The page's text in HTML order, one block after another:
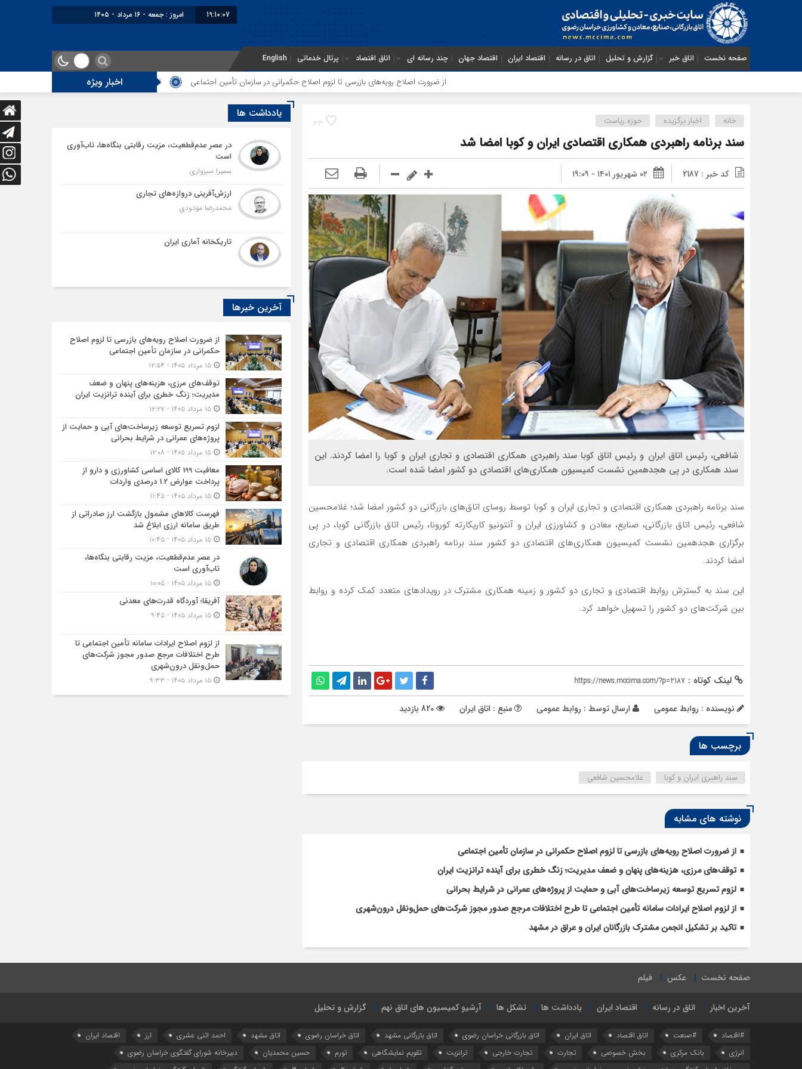
19:10:08 امروز : جمعه - ۱۶ مرداد - ۱۴۰۵
صفحه نخست اتاق خبر گزارش و تحلیل اتاق در رسانه اقتصاد ایران اقتصاد جهان چند رسانه ای اتاق اقتصاد پرتال خدماتی English
اخبار ویژه از ضرورت اصلاح رویه‌های بازرسی تا لزوم اصلاح حکمرانی در سازمان تأمین اجتماعی توقف‌های مرزی، هزینه‌های پنهان و ضعف مدیریت؛ زنگ
33 خانه اخبار برگزیده حوزه ریاست
سند برنامه راهبردی همکاری اقتصادی ایران و کوبا امضا شد
کد خبر : 2187 ۰۲ شهریور ۱۴۰۱ - ۱۹:۰۹
شافعی، رئیس اتاق ایران و رئیس اتاق کوبا سند راهبردی همکاری اقتصادی و تجاری ایران و کوبا را امضا کردند. این
سند همکاری در پی هجدهمین نشست کمیسیون همکاری‌های اقتصادی دو کشور امضا شده است.
سند برنامه راهبردی همکاری اقتصادی و تجاری ایران و کوبا توسط روسای اتاق‌های بازرگانی دو کشور امضا شد؛ غلامحسین
شافعی، رئیس اتاق بازرگانی، صنایع، معادن و کشاورزی ایران و آنتونیو کاریکارته کورونا، رئیس اتاق بازرگانی کوبا، در پی
برگزاری هجدهمین نشست کمیسیون همکاری‌های اقتصادی دو کشور سند برنامه راهبردی همکاری اقتصادی و تجاری
امضا کردند.
این سند به گسترش روابط اقتصادی و تجاری دو کشور و زمینه همکاری مشترک در رویدادهای متعدد کمک کرده و روابط
بین شرکت‌های دو کشور را تسهیل خواهد کرد.‌
لینک کوتاه : https://news.mccima.com/?p=2187
نویسنده : روابط عمومی ارسال توسط : روابط عمومی منبع : اتاق ایران
برچسب ها
سند راهبری ایران و کوبا غلامحسین شافعی
نوشته های مشابه
از ضرورت اصلاح رویه‌های بازرسی تا لزوم اصلاح حکمرانی در سازمان تأمین اجتماعی
توقف‌های مرزی، هزینه‌های پنهان و ضعف مدیریت؛ زنگ خطری برای آینده ترانزیت ایران
لزوم تسریع توسعه زیرساخت‌های آبی و حمایت از پروژه‌های عمرانی در شرایط بحرانی
از لزوم اصلاح ایرادات سامانه تأمین اجتماعی تا طرح اختلافات مرجع صدور مجوز شرکت‌های حمل‌ونقل درون‌شهری
تاکید بر تشکیل انجمن مشترک بازرگانان ایران و عراق در مشهد
یادداشت ها
در عصر عدم‌قطعیت، مزیت رقابتی بنگاه‌ها، تاب‌آوری
است
سمیرا سبزواری
ارزش‌آفرینی دروازه‌های تجاری
محمدرضا مودودی
تاریکخانه آماری ایران
آخرین خبرها
از ضرورت اصلاح رویه‌های بازرسی تا لزوم اصلاح
حکمرانی در سازمان تأمین اجتماعی
۱۵ مرداد ۱۴۰۵ - ۱۲:۵۴
توقف‌های مرزی، هزینه‌های پنهان و ضعف
مدیریت؛ زنگ خطری برای آینده ترانزیت ایران
۱۵ مرداد ۱۴۰۵ - ۱۲:۲۷
لزوم تسریع توسعه زیرساخت‌های آبی و حمایت از
پروژه‌های عمرانی در شرایط بحرانی
۱۵ مرداد ۱۴۰۵ - ۱۲:۰۸
معافیت 199 کالای اساسی کشاورزی و دارو از
پرداخت عوارض 1.2 درصدی واردات
۱۵ مرداد ۱۴۰۵ - ۱۱:۴۵
فهرست کالاهای مشمول بازگشت ارز صادراتی از
طریق سامانه ارزی ابلاغ شد
۱۵ مرداد ۱۴۰۵ - ۱۰:۴۵
در عصر عدم‌قطعیت، مزیت رقابتی بنگاه‌ها،
تاب‌آوری است
۱۵ مرداد ۱۴۰۵ - ۱۰:۰۵
آفریقا؛ آوردگاه قدرت‌های معدنی
۱۵ مرداد ۱۴۰۵ - ۹:۴۵
از لزوم اصلاح ایرادات سامانه تأمین اجتماعی تا
طرح اختلافات مرجع صدور مجوز شرکت‌های
حمل‌ونقل درون‌شهری
۱۵ مرداد ۱۴۰۵ - ۹:۳۳
صفحه نخست عکس فیلم
آخرین اخبار اتاق در رسانه اقتصاد ایران یادداشت ها تشکل ها آرشیو کمیسیون های اتاق نهم گزارش و تحلیل
#اقتصاد #صنعت اتاق اقتصاد اتاق ایران اتاق بازرگانی خراسان رضوی اتاق بازرگانی مشهد اتاق خراسان رضوی اتاق مشهد احمد اثنی عشری ارز
اقتصاد ایران
انرژی
بانک مرکزی بخش خصوصی تجارت تجارت خارجی ترانزیت تقویم نمایشگاهی تورم حسین محمدیان
دبیرخانه شورای گفتگوی خراسان رضوی